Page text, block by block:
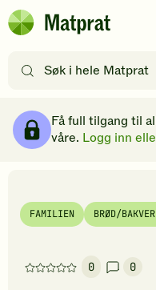
Hopp til hovedinnhold
Matprat
etter
filtre
Få full tilgang til
våre. Logg inn
FAMILIEN BRØD/
0
Denne
0